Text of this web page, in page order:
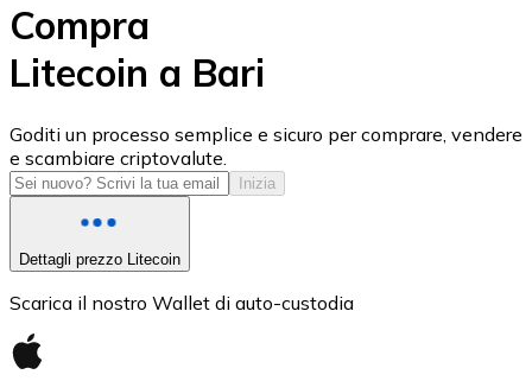
USD Coin
USDC
Compra
Litecoin a Bari
Goditi un processo semplice e sicuro per comprare, vendere
e scambiare criptovalute.
Inizia
Dettagli prezzo Litecoin
Scarica il nostro Wallet di auto-custodia